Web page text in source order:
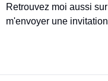
Retrouvez moi aussi sur
m'envoyer une invitation